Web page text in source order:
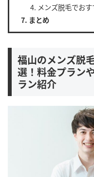
メンズ脱毛でお
まとめ
福山のメンズ脱
選！料金プラン
ラン紹介